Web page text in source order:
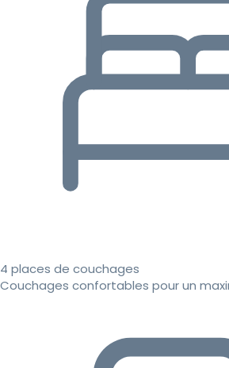
4 places de couchages
Couchages confortables pour un